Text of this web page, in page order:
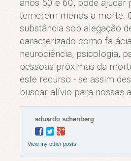
anos 50 e 60, pode ajudar
temerem menos a morte.
substância sob alegação
caracterizado como
neurociência, psicologia,
pessoas próximas da
este recurso - se assim
buscar alívio para nossas
eduardo schenberg
View my other posts